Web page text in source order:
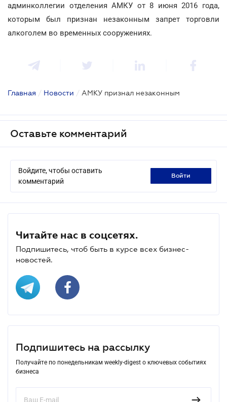
админколлегии отделения АМКУ от 8 июня 2016 года,
которым был признан незаконным запрет торговли
алкоголем во временных сооружениях.
Главная / Новости / АМКУ признал незаконным
Оставьте комментарий
Войдите, чтобы оставить
комментарий
войти
Читайте нас в соцсетях.
Подпишитесь, чтоб быть в курсе всех бизнес-
новостей.
Подпишитесь на рассылку
Получайте по понедельникам weekly-digest о ключевых событиях
бизнеса